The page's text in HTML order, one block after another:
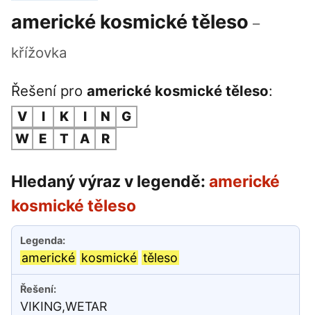
americké kosmické těleso –
křížovka
Řešení pro americké kosmické těleso:
V I K I N
G
W
E T A R
Hledaný výraz v legendě: americké
kosmické těleso
americké kosmické těleso
VIKING,WETAR